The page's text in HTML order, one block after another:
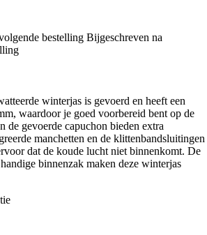
bestelling Bijgeschreven na
winterjas is gevoerd en heeft een
waardoor je goed voorbereid bent op de
de gevoerde capuchon bieden extra
manchetten en de klittenbandsluitingen
dat de koude lucht niet binnenkomt. De
binnenzak maken deze winterjas